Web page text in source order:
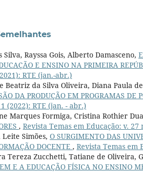
Silva, Rayssa Gois, Alberto Damasceno,
E ENSINO NA PRIMEIRA
RTE (jan.-abr.)
Beatriz da Silva Oliveira, Diana Paula
DA PRODUÇÃO EM PROGRAMAS DE
(2022): RTE (jan. - abr.)
Marques Formiga, Cristina Rothier
, Revista Temas em Educação: v. 27
Simões, O SURGIMENTO DAS
DOCENTE , Revista Temas em
Tereza Zucchetti, Tatiane de Oliveira,
E A EDUCAÇÃO FÍSICA NO ENSINO